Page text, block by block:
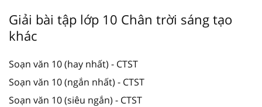
Giải bài tập lớp 10 Chân trời sáng tạo
khác
Soạn văn 10 (hay nhất) - CTST
Soạn văn 10 (ngắn nhất) - CTST
Soạn văn 10 (siêu ngắn) - CTST